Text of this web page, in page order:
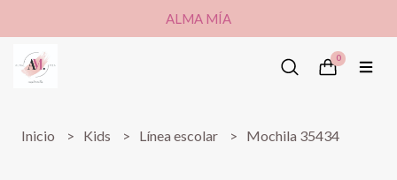
ALMA MÍA
0
Inicio Kids Línea escolar Mochila 35434